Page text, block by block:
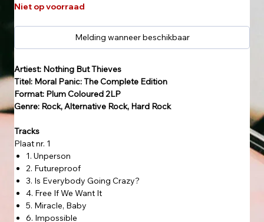
Niet op voorraad
Melding wanneer beschikbaar
Artiest: Nothing But Thieves
Titel: Moral Panic: The Complete Edition
Format: Plum Coloured 2LP
Genre: Rock, Alternative Rock, Hard Rock
Tracks
Plaat nr. 1
1. Unperson
2. Futureproof
3. Is Everybody Going Crazy?
4. Free If We Want It
5. Miracle, Baby
6. Impossible